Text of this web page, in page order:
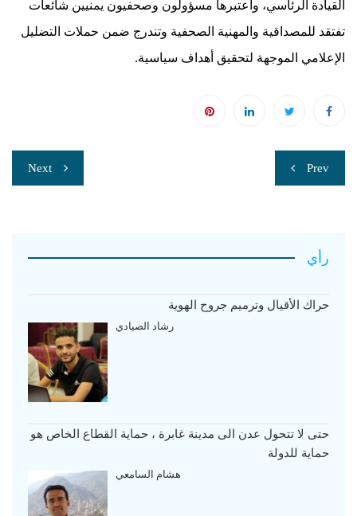
القيادة الرئاسي، واعتبرها مسؤولون وصحفيون يمنيين شائعات
تفتقد للمصداقية والمهنية الصحفية وتندرج ضمن حملات التضليل
الإعلامي الموجهة لتحقيق أهداف سياسية.
تصفّح
المقالات
Prev
Next
رأي
حراك الأقيال وترميم جروح الهوية
رشاد الصيادي
حتى لا تتحول عدن الى مدينة غابرة ، حماية القطاع الخاص هو
حماية للدولة
هشام السامعي